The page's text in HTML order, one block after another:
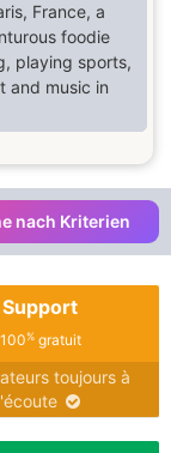
France, a
foodie
playing sports,
and music in
nach Kriterien
Support
100%gratuit
toujours à